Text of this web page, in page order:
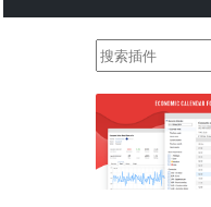
搜
插
件